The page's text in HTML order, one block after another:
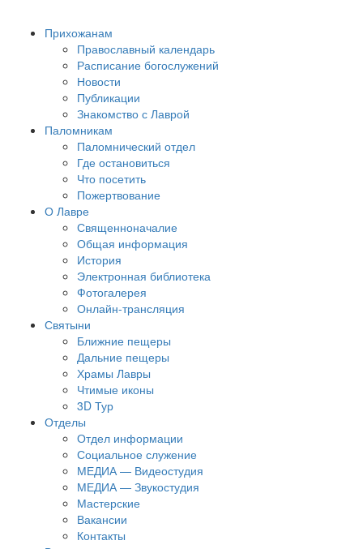
Прихожанам
Православный календарь
Расписание богослужений
Новости
Публикации
Знакомство с Лаврой
Паломникам
Паломнический отдел
Где остановиться
Что посетить
Пожертвование
О Лавре
Священноначалие
Общая информация
История
Электронная библиотека
Фотогалерея
Онлайн-трансляция
Святыни
Ближние пещеры
Дальние пещеры
Храмы Лавры
Чтимые иконы
3D Тур
Отделы
Отдел информации
Социальное служение
МЕДИА — Видеостудия
МЕДИА — Звукостудия
Мастерские
Вакансии
Контакты